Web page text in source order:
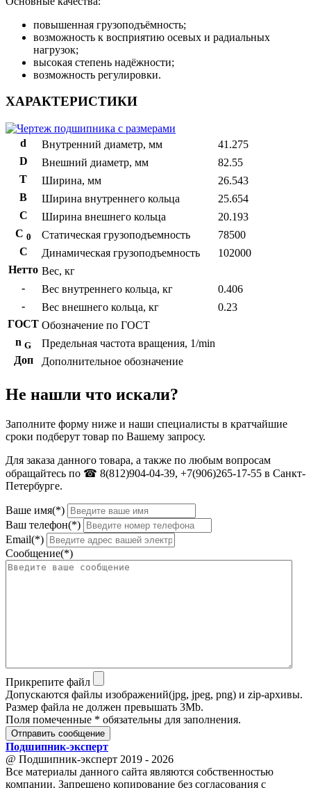
повышенная грузоподъёмность;
возможность к восприятию осевых и радиальных
нагрузок;
высокая степень надёжности;
возможность регулировки.
ХАРАКТЕРИСТИКИ
d Внутренний диаметр, мм
41.275
D
Внешний диаметр, мм
82.55
T
Ширина, мм
26.543
B
Ширина внутреннего кольца
25.654
С
Ширина внешнего кольца
20.193
С 0 Статическая грузоподъемность
78500
C
Динамическая грузоподъемность
102000
Нетто Вес, кг
-
Вес внутреннего кольца, кг
0.406
-
Вес внешнего кольца, кг
0.23
ГОСТ Обозначение по ГОСТ
n G
Предельная частота вращения, 1/min
Доп
Дополнительное обозначение
Не нашли что искали?
Заполните форму ниже и наши специалисты в кратчайшие
сроки подберут товар по Вашему запросу.
Для заказа данного товара, а также по любым вопросам
обращайтесь по ☎ 8(812)904-04-39, +7(906)265-17-55 в Санкт-
Петербурге.
Ваше имя(*)
Ваш телефон(*)
Email(*)
Сообщение(*)
Прикрепите файл
Допускаются файлы изображений(jpg, jpeg, png) и zip-архивы.
Размер файла не должен превышать 3Mb.
Поля помеченные * обязательны для заполнения.
Отправить сообщение
Подшипник-эксперт
@ Подшипник-эксперт 2019 - 2026
Все материалы данного сайта являются собственностью
компании. Запрещено копирование без согласования с